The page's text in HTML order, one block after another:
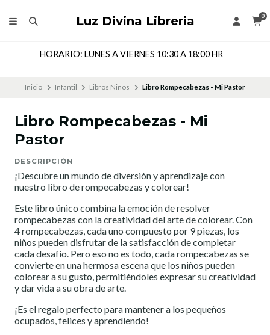
Luz Divina Libreria 0
HORARIO: LUNES A VIERNES 10:30 A 18:00 HR
Inicio Infantil Libros Niños Libro Rompecabezas - Mi Pastor
Libro Rompecabezas - Mi
Pastor
DESCRIPCIÓN
¡Descubre un mundo de diversión y aprendizaje con
nuestro libro de rompecabezas y colorear!
Este libro único combina la emoción de resolver
rompecabezas con la creatividad del arte de colorear. Con
4 rompecabezas, cada uno compuesto por 9 piezas, los
niños pueden disfrutar de la satisfacción de completar
cada desafío. Pero eso no es todo, cada rompecabezas se
convierte en una hermosa escena que los niños pueden
colorear a su gusto, permitiéndoles expresar su creatividad
y dar vida a su obra de arte.
¡Es el regalo perfecto para mantener a los pequeños
ocupados, felices y aprendiendo!